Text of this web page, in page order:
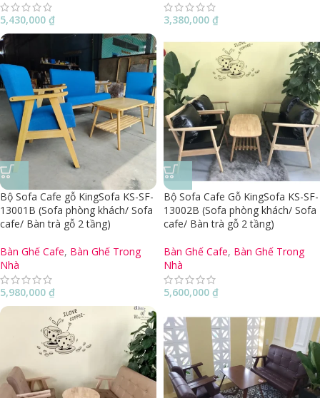
5,430,000 ₫
3,380,000 ₫
Bộ Sofa Cafe gỗ KingSofa KS-SF-
13001B (Sofa phòng khách/ Sofa
cafe/ Bàn trà gỗ 2 tầng)
Bàn Ghế Cafe, Bàn Ghế Trong
Nhà
5,980,000 ₫
Bộ Sofa Cafe Gỗ KingSofa KS-SF-
13002B (Sofa phòng khách/ Sofa
cafe/ Bàn trà gỗ 2 tầng)
Bàn Ghế Cafe, Bàn Ghế Trong
Nhà
5,600,000 ₫